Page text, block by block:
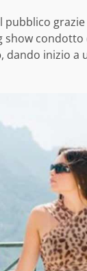
condotto
, dando inizio a